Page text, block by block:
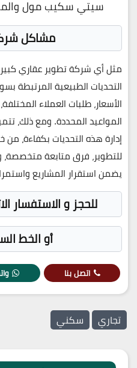
سيتي سكيب مول
مشاكل
مثل أي شركة تطوير عقاري
التحديات الطبيعية المرتبطة
الأسعار، طلبات العملاء
المواعيد المحددة. ومع ذلك،
إدارة هذه التحديات بكفاءة، من
للتطوير، فرق متابعة
يضمناستقرار المشاريع
للحجز و الاستفسار
أو الخط
اتصل بنا
تجاري سكني